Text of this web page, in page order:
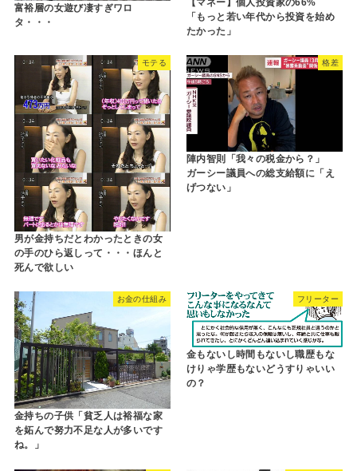
富裕層の女遊び凄すぎワロ
タ・・・
「もっと若い年代から投資を始め
たかった」
モテる
男が金持ちだとわかったときの女
の手のひら返しって・・・ほんと
死んで欲しい
格差
陣内智則「我々の税金から？」
ガーシー議員への総支給額に「え
げつない」
お金の仕組み
金持ちの子供「貧乏人は裕福な家
を妬んで努力不足な人が多いです
ね。」
フリーター
金もないし時間もないし職歴もな
けりゃ学歴もないどうすりゃいい
の？